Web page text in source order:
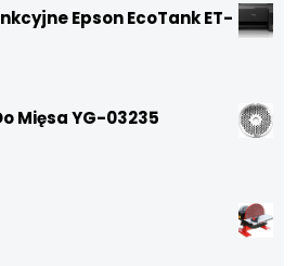
Epson EcoTank ET-
Mięsa YG-03235